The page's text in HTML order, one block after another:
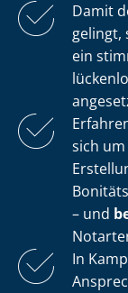
Damit
gelingt,
ein
sich
– und
In